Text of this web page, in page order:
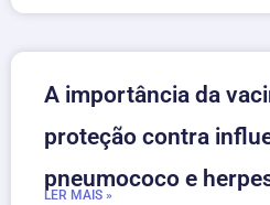
A importância da
proteção contra
pneumococo e
LER MAIS »